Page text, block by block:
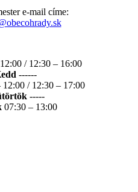
e-mail címe:
/ 12:30 – 16:00
------
12:00 / 12:30 – 17:00
-----
07:30 – 13:00